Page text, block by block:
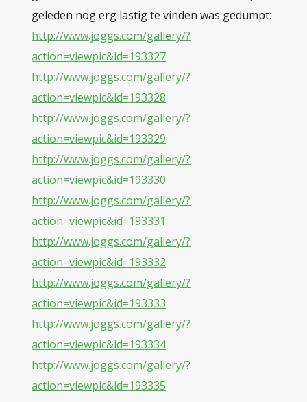
geleden nog erg lastig te vinden was gedumpt:
http://www.joggs.com/gallery/?
action=viewpic&id=193327
http://www.joggs.com/gallery/?
action=viewpic&id=193328
http://www.joggs.com/gallery/?
action=viewpic&id=193329
http://www.joggs.com/gallery/?
action=viewpic&id=193330
http://www.joggs.com/gallery/?
action=viewpic&id=193331
http://www.joggs.com/gallery/?
action=viewpic&id=193332
http://www.joggs.com/gallery/?
action=viewpic&id=193333
http://www.joggs.com/gallery/?
action=viewpic&id=193334
http://www.joggs.com/gallery/?
action=viewpic&id=193335